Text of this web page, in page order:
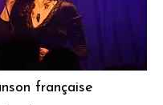
française